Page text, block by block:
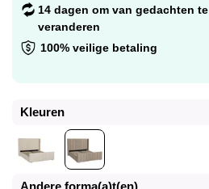
14 dagen om van gedachten te
veranderen
100% veilige betaling
Kleuren
Andere forma(a)t(en)